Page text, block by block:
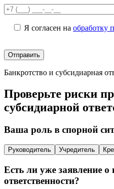
Я согласен на обработку
Банкротство и субсидиарная
Проверьте риски
субсидиарной
Ваша роль в спорной
Руководитель Учредитель
Есть ли уже заявление
ответственности?